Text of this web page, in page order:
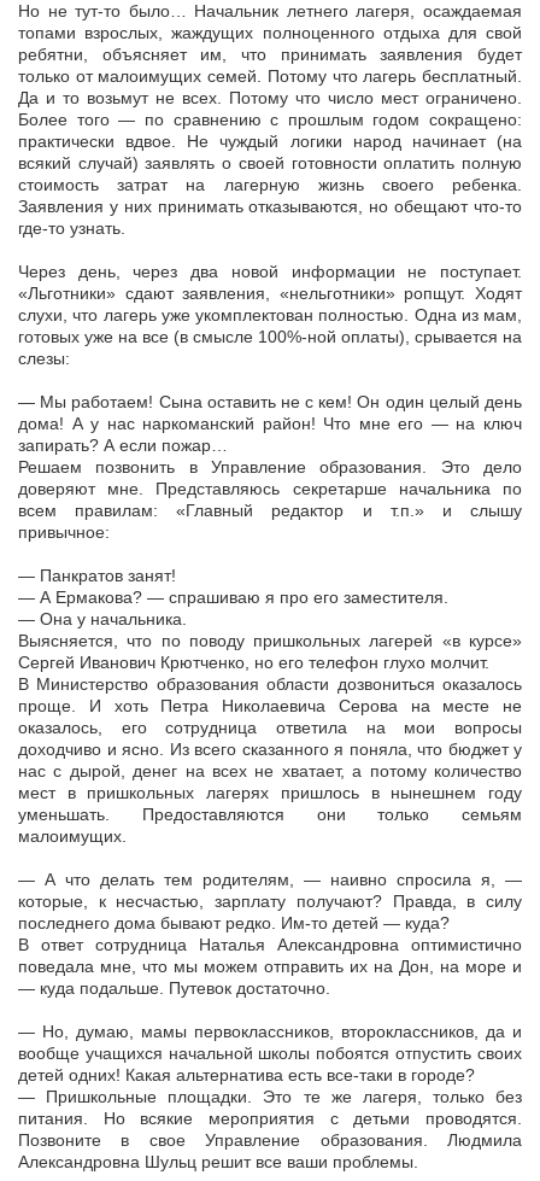
Но не тут-то было… Начальник летнего лагеря, осаждаемая
топами взрослых, жаждущих полноценного отдыха для свой
ребятни, объясняет им, что принимать заявления будет
только от малоимущих семей. Потому что лагерь бесплатный.
Да и то возьмут не всех. Потому что число мест ограничено.
Более того — по сравнению с прошлым годом сокращено:
практически вдвое. Не чуждый логики народ начинает (на
всякий случай) заявлять о своей готовности оплатить полную
стоимость затрат на лагерную жизнь своего ребенка.
Заявления у них принимать отказываются, но обещают что-то
где-то узнать.
Через день, через два новой информации не поступает.
«Льготники» сдают заявления, «нельготники» ропщут. Ходят
слухи, что лагерь уже укомплектован полностью. Одна из мам,
готовых уже на все (в смысле 100%-ной оплаты), срывается на
слезы:
— Мы работаем! Сына оставить не с кем! Он один целый день
дома! А у нас наркоманский район! Что мне его — на ключ
запирать? А если пожар…
Решаем позвонить в Управление образования. Это дело
доверяют мне. Представляюсь секретарше начальника по
всем правилам: «Главный редактор и т.п.» и слышу
привычное:
— Панкратов занят!
— А Ермакова? — спрашиваю я про его заместителя.
— Она у начальника.
Выясняется, что по поводу пришкольных лагерей «в курсе»
Сергей Иванович Крютченко, но его телефон глухо молчит.
В Министерство образования области дозвониться оказалось
проще. И хоть Петра Николаевича Серова на месте не
оказалось, его сотрудница ответила на мои вопросы
доходчиво и ясно. Из всего сказанного я поняла, что бюджет у
нас с дырой, денег на всех не хватает, а потому количество
мест в пришкольных лагерях пришлось в нынешнем году
уменьшать. Предоставляются они только семьям
малоимущих.
— А что делать тем родителям, — наивно спросила я, —
которые, к несчастью, зарплату получают? Правда, в силу
последнего дома бывают редко. Им-то детей — куда?
В ответ сотрудница Наталья Александровна оптимистично
поведала мне, что мы можем отправить их на Дон, на море и
— куда подальше. Путевок достаточно.
— Но, думаю, мамы первоклассников, второклассников, да и
вообще учащихся начальной школы побоятся отпустить своих
детей одних! Какая альтернатива есть все-таки в городе?
— Пришкольные площадки. Это те же лагеря, только без
питания. Но всякие мероприятия с детьми проводятся.
Позвоните в свое Управление образования. Людмила
Александровна Шульц решит все ваши проблемы.